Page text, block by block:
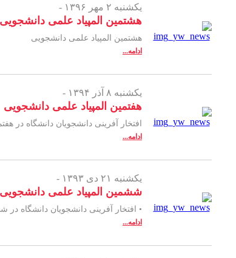
یکشنبه ۲ مهر ۱۳۹۶ -
هشتمین المپیاد علمی دانشجویی
هشتمین المپیاد علمی دانشجویی
ادامه...
یکشنبه ۸ آذر ۱۳۹۴ -
هفتمین المپیاد علمی دانشجویی
افتخار آفرینی دانشجویان دانشگاه در
ادامه...
یکشنبه ۲۱ دی ۱۳۹۳ -
ششمین المپیاد علمی دانشجویی
• افتخار آفرینی دانشجویان دانشگاه
ادامه...